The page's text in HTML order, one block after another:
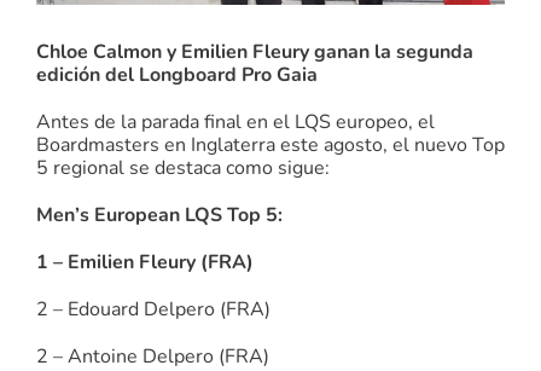
Chloe Calmon y Emilien Fleury ganan la segunda
edición del Longboard Pro Gaia
Antes de la parada final en el LQS europeo, el
Boardmasters en Inglaterra este agosto, el nuevo Top
5 regional se destaca como sigue:
Men’s European LQS Top 5:
1 – Emilien Fleury (FRA)
2 – Edouard Delpero (FRA)
2 – Antoine Delpero (FRA)